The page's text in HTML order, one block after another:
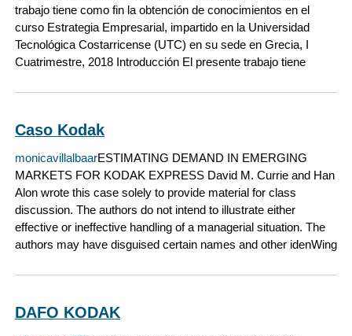
trabajo tiene como fin la obtención de conocimientos en el
curso Estrategia Empresarial, impartido en la Universidad
Tecnológica Costarricense (UTC) en su sede en Grecia, I
Cuatrimestre, 2018 Introducción El presente trabajo tiene
Caso Kodak
monicavillalbaarESTIMATING DEMAND IN EMERGING
MARKETS FOR KODAK EXPRESS David M. Currie and Han
Alon wrote this case solely to provide material for class
discussion. The authors do not intend to illustrate either
effective or ineffective handling of a managerial situation. The
authors may have disguised certain names and other idenWing
DAFO KODAK